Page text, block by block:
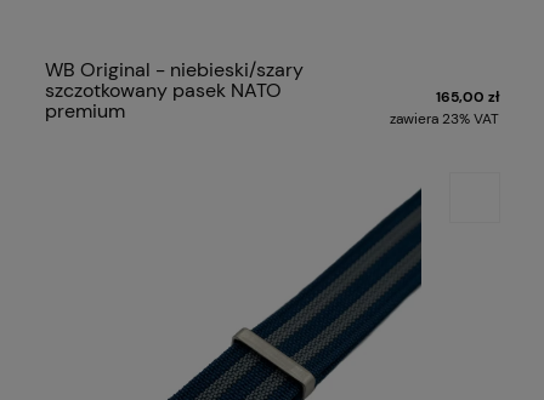
WB Original - niebieski/szary
szczotkowany pasek NATO
premium
165,00 zł
zawiera 23% VAT